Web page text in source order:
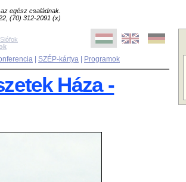
egész családnak.
(70) 312-2091 (x)
Siófok
SZÉP-kártya Programok
Háza -